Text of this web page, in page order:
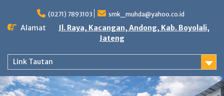
content
(0271) 7893103 smk_muhda@yahoo.co.id
Alamat
Jl. Raya, Kacangan, Andong, Kab. Boyolali,
Jateng
Link Tautan